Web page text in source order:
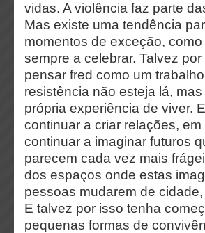
vidas. A violência faz parte
Mas existe uma tendência
momentos de exceção,
sempre a celebrar. Talvez
pensar fred como um
resistência não esteja lá,
própria experiência de viver.
continuar a criar relações,
continuar a imaginar futuros
parecem cada vez mais
dos espaços onde estas
pessoas mudarem de
E talvez por isso tenha
pequenas formas de